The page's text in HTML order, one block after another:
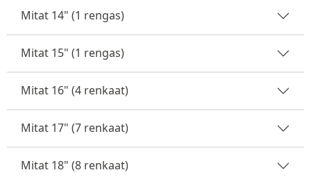
Mitat 14" (1 rengas)
Mitat 15" (1 rengas)
Mitat 16" (4 renkaat)
Mitat 17" (7 renkaat)
Mitat 18" (8 renkaat)